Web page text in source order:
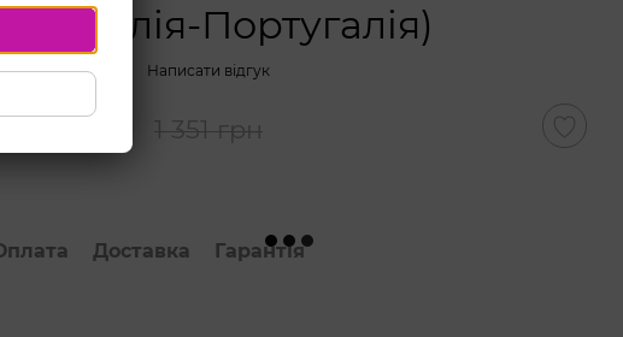
Португалія)
в наявності Написати відгук
013 грн 1 351 грн
Доставка Гарантія